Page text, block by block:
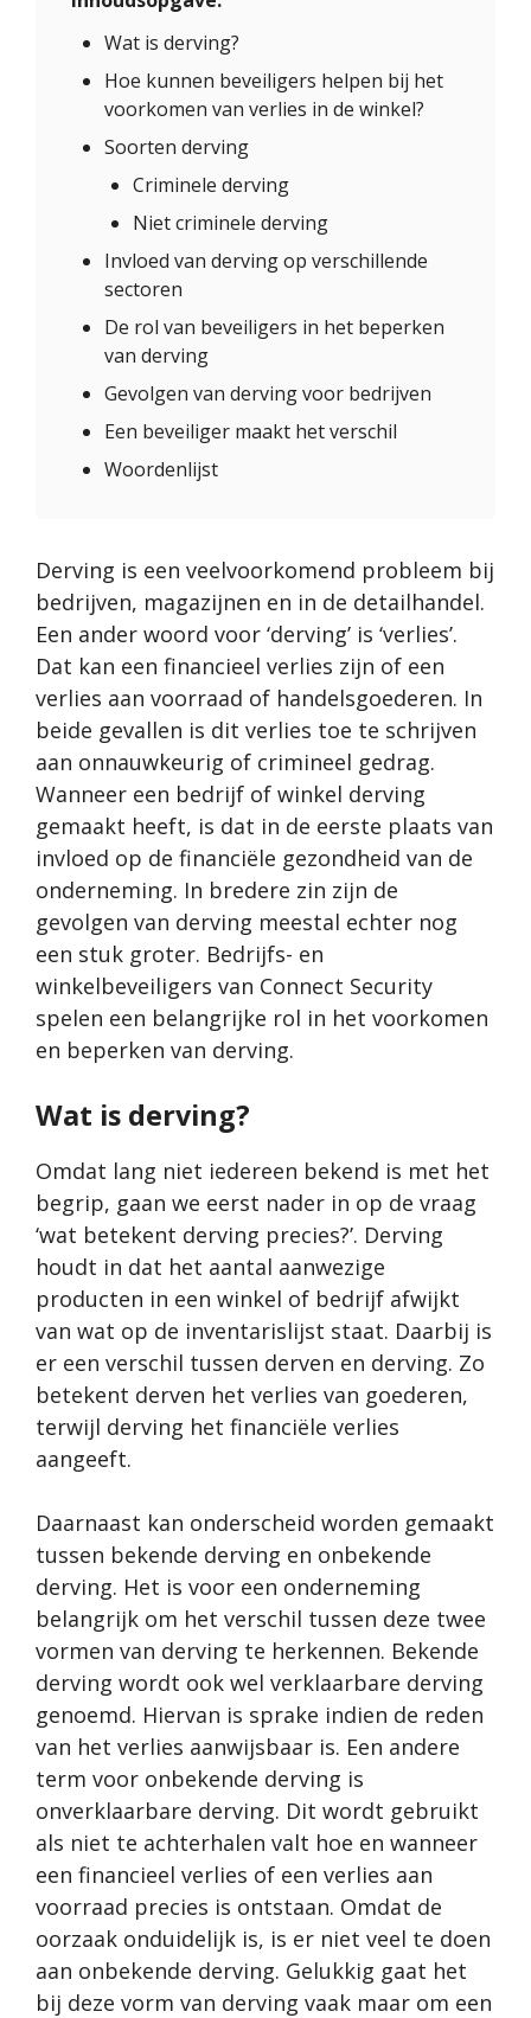
Wat is derving?
Hoe kunnen beveiligers helpen bij het
voorkomen van verlies in de winkel?
Soorten derving
Criminele derving
Niet criminele derving
Invloed van derving op verschillende
sectoren
De rol van beveiligers in het beperken
van derving
Gevolgen van derving voor bedrijven
Een beveiliger maakt het verschil
Woordenlijst
Derving is een veelvoorkomend probleem bij
bedrijven, magazijnen en in de detailhandel.
Een ander woord voor ‘derving’ is ‘verlies’.
Dat kan een financieel verlies zijn of een
verlies aan voorraad of handelsgoederen. In
beide gevallen is dit verlies toe te schrijven
aan onnauwkeurig of crimineel gedrag.
Wanneer een bedrijf of winkel derving
gemaakt heeft, is dat in de eerste plaats van
invloed op de financiële gezondheid van de
onderneming. In bredere zin zijn de
gevolgen van derving meestal echter nog
een stuk groter. Bedrijfs- en
winkelbeveiligers van Connect Security
spelen een belangrijke rol in het voorkomen
en beperken van derving.
Wat is derving?
Omdat lang niet iedereen bekend is met het
begrip, gaan we eerst nader in op de vraag
‘wat betekent derving precies?’. Derving
houdt in dat het aantal aanwezige
producten in een winkel of bedrijf afwijkt
van wat op de inventarislijst staat. Daarbij is
er een verschil tussen derven en derving. Zo
betekent derven het verlies van goederen,
terwijl derving het financiële verlies
aangeeft.
Daarnaast kan onderscheid worden gemaakt
tussen bekende derving en onbekende
derving. Het is voor een onderneming
belangrijk om het verschil tussen deze twee
vormen van derving te herkennen. Bekende
derving wordt ook wel verklaarbare derving
genoemd. Hiervan is sprake indien de reden
van het verlies aanwijsbaar is. Een andere
term voor onbekende derving is
onverklaarbare derving. Dit wordt gebruikt
als niet te achterhalen valt hoe en wanneer
een financieel verlies of een verlies aan
voorraad precies is ontstaan. Omdat de
oorzaak onduidelijk is, is er niet veel te doen
aan onbekende derving. Gelukkig gaat het
bij deze vorm van derving vaak maar om een